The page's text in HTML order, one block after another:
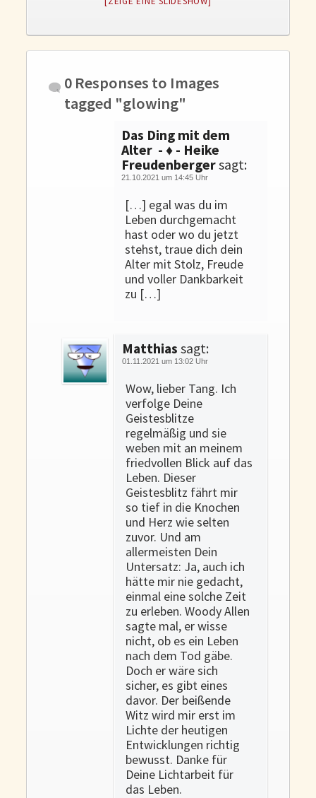
Gedanken und Gefühle
Bücher
Momoko
Die zwei Leben des Herrn Richie
0 Responses to Images
tagged "glowing"
Das Ding mit dem
Alter - ♦ - Heike
Freudenbergersagt:
21.10.2021 um 14:45 Uhr
[…] egal was du im
Leben durchgemacht
hast oder wo du jetzt
stehst, traue dich dein
Alter mit Stolz, Freude
und voller Dankbarkeit
zu […]
Matthias sagt:
01.11.2021 um 13:02 Uhr
Wow, lieber Tang. Ich
verfolge Deine
Geistesblitze
regelmäßig und sie
weben mit an meinem
friedvollen Blick auf das
Leben. Dieser
Geistesblitz fährt mir
so tief in die Knochen
und Herz wie selten
zuvor. Und am
allermeisten Dein
Untersatz: Ja, auch ich
hätte mir nie gedacht,
einmal eine solche Zeit
zu erleben. Woody Allen
sagte mal, er wisse
nicht, ob es ein Leben
nach dem Tod gäbe.
Doch er wäre sich
sicher, es gibt eines
davor. Der beißende
Witz wird mir erst im
Lichte der heutigen
Entwicklungen richtig
bewusst. Danke für
Deine Lichtarbeit für
das Leben.